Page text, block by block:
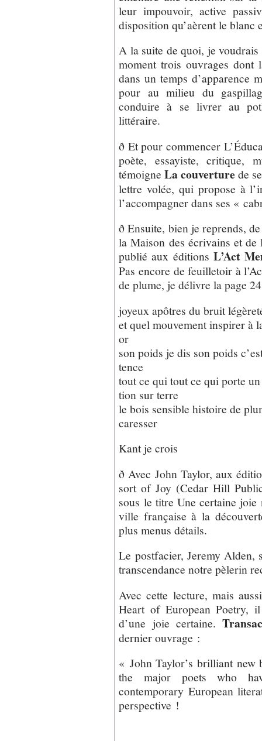
leur impouvoir, active
disposition qu’aèrent le blanc
A la suite de quoi, je
moment trois ouvrages dont
dans un temps d’apparence
pour au milieu du
conduire à se livrer au
littéraire.
ð Et pour commencer
poète, essayiste, critique,
témoigneLa couverturede
lettre volée, qui propose à
l’accompagner dans ses «
ð Ensuite, bien je reprends,
la Maison des écrivains et
publié aux éditions L’Act
Pas encore de feuilletoir à
de plume, je délivre la page
joyeux apôtres du bruit
et quel mouvement inspirer à
or
son poids je dis son poids
tence
tout ce qui tout ce qui porte
tion sur terre
le bois sensible histoire de
caresser
Kant je crois
ð Avec John Taylor, aux
sort of Joy (Cedar Hill
sous le titre Une certaine joie
ville française à la
plus menus détails.
Le postfacier, Jeremy Alden,
transcendance notre pèlerin
Avec cette lecture, mais
Heart of European Poetry,
d’une joie certaine.
dernier ouvrage :
« John Taylor’s brilliant
the major poets who
contemporary European
perspective !